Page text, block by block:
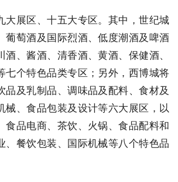
大展区、十五大专区。其中，世纪城
葡萄酒及国际烈酒、低度潮酒及啤酒
酒、酱酒、清香酒、黄酒、保健酒、
七个特色品类专区；另外，西博城将
品及乳制品、调味品及配料、食材及
械、食品包装及设计等六大展区，以
食品电商、茶饮、火锅、食品配料和
、餐饮包装、国际机械等八个特色品